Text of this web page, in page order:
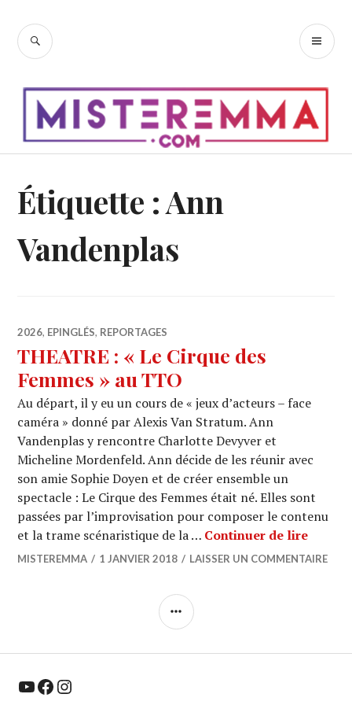
contenu
RECHERCHE
Étiquette :Ann
Vandenplas
2026, EPINGLÉS, REPORTAGES
THEATRE : « Le Cirque des
Femmes » au TTO
Au départ, il y eu un cours de « jeux d’acteurs – face
caméra » donné par Alexis Van Stratum. Ann
Vandenplas y rencontre Charlotte Devyver et
Micheline Mordenfeld. Ann décide de les réunir avec
son amie Sophie Doyen et de créer ensemble un
spectacle : Le Cirque des Femmes était né. Elles sont
passées par l’improvisation pour composer le contenu
et la trame scénaristique de la … Continuer de lire
MISTEREMMA 1 JANVIER 2018 LAISSER UN COMMENTAIRE
COLONNE
YouTube Facebook Instagram